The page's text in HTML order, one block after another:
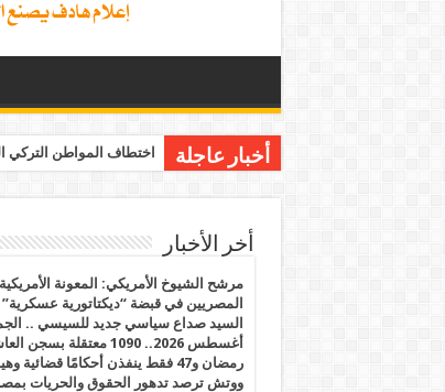
أخبار عاجلة اختطاف المواطن التركي
أخر الأخبار
مرشح الشيوخ الأمريكي: المعونة
المصريين في قبضة “ديكتاتورية
أغسطس 2026.. 1090 معتقلة
رمضان و47 فقط ينفذن أحكامًا
ووتش ترصد تدهور الحقوق والحريات